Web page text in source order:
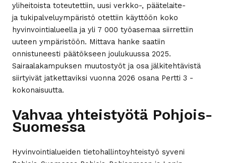
yliheitoista toteutettiin, uusi verkko-, päätelaite-
ja tukipalveluympäristö otettiin käyttöön koko
hyvinvointialueella ja yli 7 000 työasemaa siirrettiin
uuteen ympäristöön. Mittava hanke saatiin
onnistuneesti päätökseen joulukuussa 2025.
Sairaalakampuksen muutostyöt ja osa jälkitehtävistä
siirtyivät jatkettaviksi vuonna 2026 osana Pertti 3 -
kokonaisuutta.
Vahvaa yhteistyötä Pohjois-
Suomessa
Hyvinvointialueiden tietohallintoyhteistyö syveni